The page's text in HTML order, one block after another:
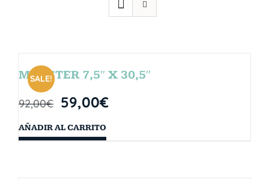
SALE!
MONSTER 7,5″ X 30,5″
92,00€ 59,00€
AÑADIR AL CARRITO